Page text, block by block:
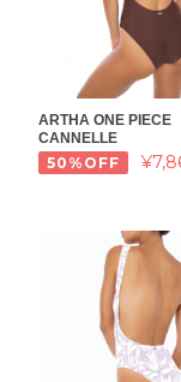
ARTHA ONE PIECE
CANNELLE
50%OFF